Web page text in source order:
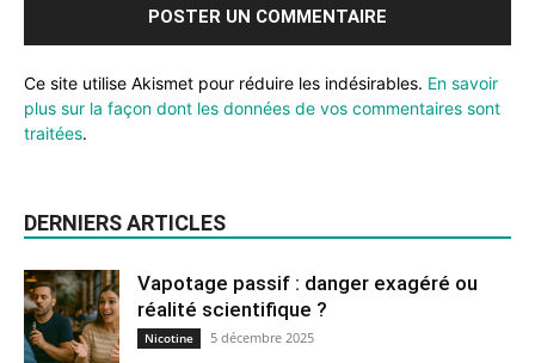
Ce site utilise Akismet pour réduire les indésirables. En savoir
plus sur la façon dont les données de vos commentaires sont
traitées.
DERNIERS ARTICLES
Vapotage passif : danger exagéré ou
réalité scientifique ?
Nicotine 5 décembre 2025